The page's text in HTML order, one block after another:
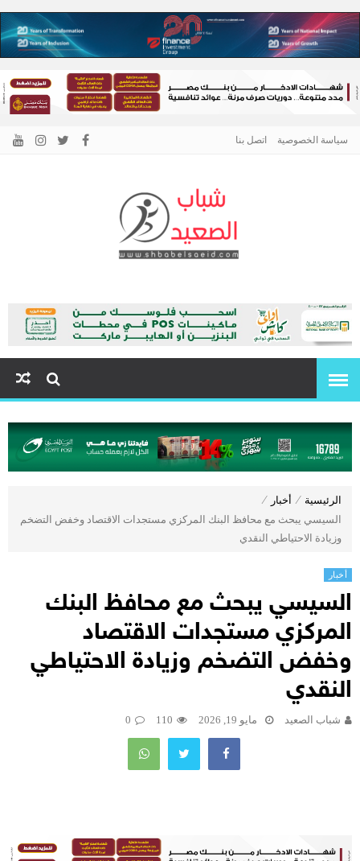
سياسة الخصوصية اتصل بنا
شباب الصعيد
الرئيسية ⁄ أخبار ⁄
السيسي يبحث مع محافظ البنك المركزي مستجدات الاقتصاد وخفض التضخم
وزيادة الاحتياطي النقدي
أخبار
السيسي يبحث مع محافظ البنك
المركزي مستجدات الاقتصاد
وخفض التضخم وزيادة الاحتياطي
النقدي
شباب الصعيد مايو 19, 2026 110
0